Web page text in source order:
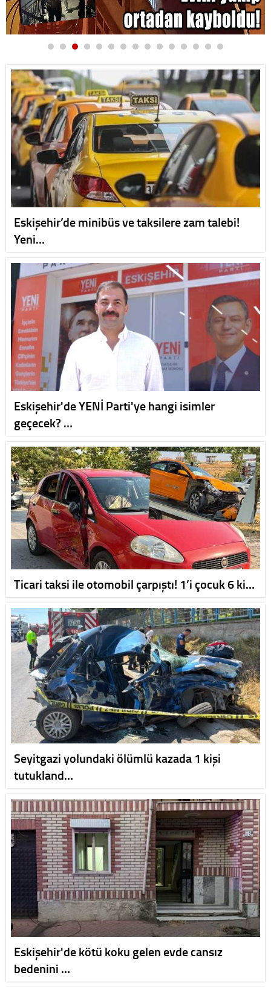
Eskişehir’de minibüs ve taksilere zam talebi!
Yeni…
Eskişehir'de YENİ Parti'ye hangi isimler
geçecek? …
Ticari taksi ile otomobil çarpıştı! 1’i çocuk 6 ki…
Seyitgazi yolundaki ölümlü kazada 1 kişi
tutukland…
Eskişehir'de kötü koku gelen evde cansız
bedenini …